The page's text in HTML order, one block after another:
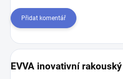
Přidat komentář
EVVA inovativní